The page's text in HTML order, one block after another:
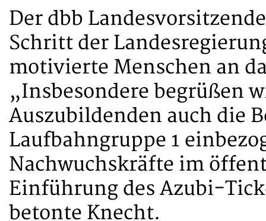
Der dbb
Schritt der
motivierte Menschen an
„Insbesondere begrüßen
Auszubildenden auch die
Laufbahngruppe 1
Nachwuchskräfte im
Einführung des Azubi-
betonte Knecht.